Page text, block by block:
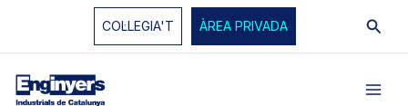
COL·LEGIA'T ÀREA PRIVADA